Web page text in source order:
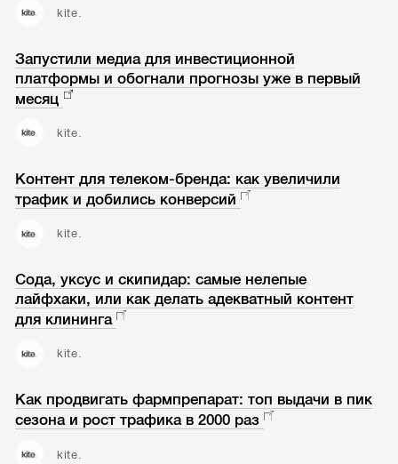
kite.
Запустили медиа для инвестиционной
платформы и обогнали прогнозы уже в первый
месяц
kite.
Контент для телеком-бренда: как увеличили
трафик и добились конверсий
kite.
Сода, уксус и скипидар: самые нелепые
лайфхаки, или как делать адекватный контент
для клининга
kite.
Как продвигать фармпрепарат: топ выдачи в пик
сезона и рост трафика в 2000 раз
kite.